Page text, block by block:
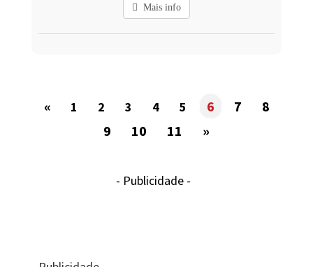
Mais info
« 1 2 3 4 5 6 7
8
9
10 11 »
- Publicidade -